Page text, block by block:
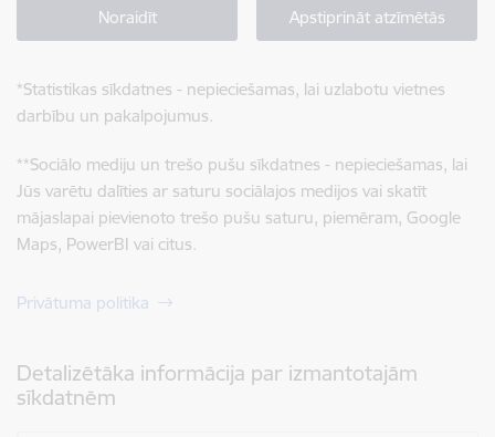
Noraidīt Apstiprināt atzīmētās
*Statistikas sīkdatnes - nepieciešamas, lai uzlabotu vietnes
darbību un pakalpojumus.
**Sociālo mediju un trešo pušu sīkdatnes - nepieciešamas, lai
Jūs varētu dalīties ar saturu sociālajos medijos vai skatīt
mājaslapai pievienoto trešo pušu saturu, piemēram, Google
Maps, PowerBI vai citus.
Privātuma politika
Detalizētāka informācija par izmantotajām
sīkdatnēm